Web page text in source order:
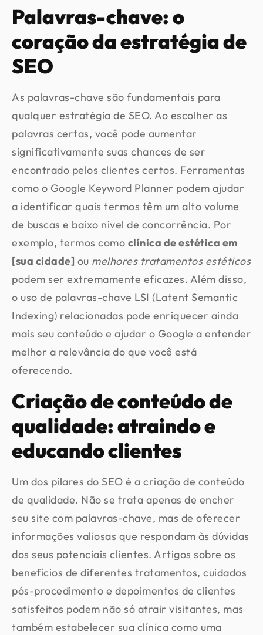
Palavras-chave: o
coração da estratégia de
SEO
As palavras-chave são fundamentais para
qualquer estratégia de SEO. Ao escolher as
palavras certas, você pode aumentar
significativamente suas chances de ser
encontrado pelos clientes certos. Ferramentas
como o Google Keyword Planner podem ajudar
a identificar quais termos têm um alto volume
de buscas e baixo nível de concorrência. Por
exemplo, termos como clínica de estética em
[sua cidade] ou melhores tratamentos estéticos
podem ser extremamente eficazes. Além disso,
o uso de palavras-chave LSI (Latent Semantic
Indexing) relacionadas pode enriquecer ainda
mais seu conteúdo e ajudar o Google a entender
melhor a relevância do que você está
oferecendo.
Criação de conteúdo de
qualidade: atraindo e
educando clientes
Um dos pilares do SEO é a criação de conteúdo
de qualidade. Não se trata apenas de encher
seu site com palavras-chave, mas de oferecer
informações valiosas que respondam às dúvidas
dos seus potenciais clientes. Artigos sobre os
benefícios de diferentes tratamentos, cuidados
pós-procedimento e depoimentos de clientes
satisfeitos podem não só atrair visitantes, mas
também estabelecer sua clínica como uma